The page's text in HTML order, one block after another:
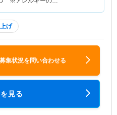
げ
集状況を問い合わせる
見る